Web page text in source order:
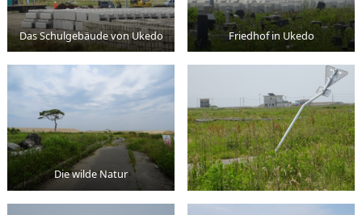
Das Schulgebäude von Ukedo Friedhof in Ukedo
Die wilde Natur